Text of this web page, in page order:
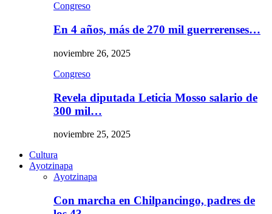
Congreso
En 4 años, más de 270 mil guerrerenses…
noviembre 26, 2025
Congreso
Revela diputada Leticia Mosso salario de
300 mil…
noviembre 25, 2025
Cultura
Ayotzinapa
Ayotzinapa
Con marcha en Chilpancingo, padres de